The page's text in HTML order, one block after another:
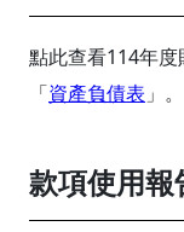
點此查看114年
「資產負債表 」。
款項使用